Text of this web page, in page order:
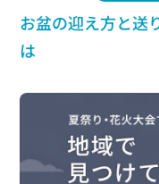
お盆の迎え方と送
は